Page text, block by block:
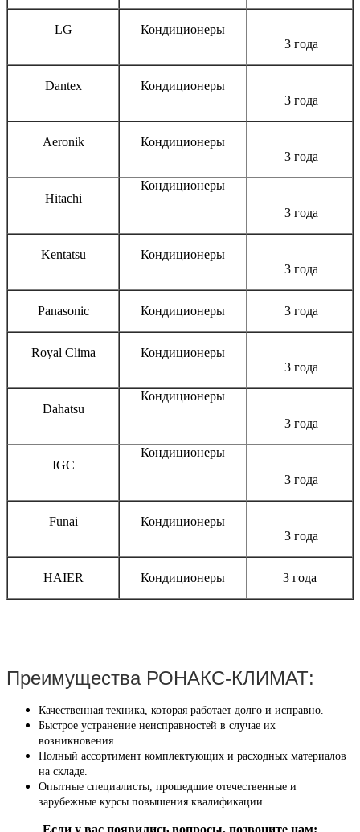
LG
Кондиционеры
3 года
Dantex
Кондиционеры
3 года
Aeronik
Кондиционеры
3 года
Hitachi
Кондиционеры
3 года
Kentatsu
Кондиционеры
3 года
Panasonic Кондиционеры 3 года
Royal Clima
Кондиционеры
3 года
Dahatsu
Кондиционеры
3 года
IGC
Кондиционеры
3 года
Funai
Кондиционеры
3 года
HAIER Кондиционеры 3 года
Преимущества РОНАКС-КЛИМАТ:
Качественная техника, которая работает долго и исправно.
Быстрое устранение неисправностей в случае их
возникновения.
Полный ассортимент комплектующих и расходных материалов
на складе.
Опытные специалисты, прошедшие отечественные и
зарубежные курсы повышения квалификации.
Если у вас появились вопросы, позвоните нам: